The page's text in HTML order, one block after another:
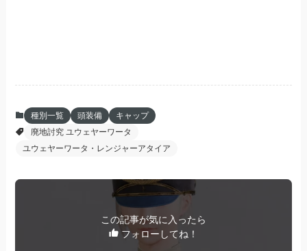
種別一覧 頭装備
キャップ
廃地討究 ユウェヤーワータ
ユウェヤーワータ・レンジャーアタイア
この記事が気に入ったら
フォローしてね！